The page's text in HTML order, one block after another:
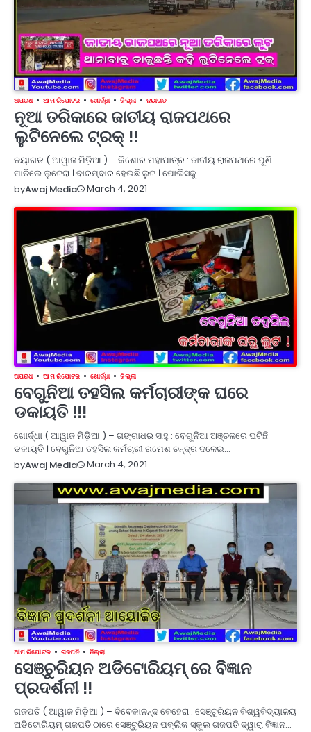
ଅପରାଧ ଆମ ରିପୋଟର ଖୋର୍ଦ୍ଧା ଜିଲ୍ଲା ନୟାଗଡ
ନୂଆ ତରିକାରେ ଜାତୀୟ ରାଜପଥରେ
ଲୁଟିନେଲେ ଟ୍ରକ୍‌ !!
ନୟାଗଡ ( ଆୱାଜ ମିଡ଼ିଆ ) – କିଶୋର ମହାପାତ୍ର : ଜାତୀୟ ରାଜପଥରେ ପୁଣି
ମାତିଲେ ଲୁଟେରା । ବାରମ୍ବାର ହେଉଛି ଲୁଟ । ପୋଲିସକୁ…
byAwaj Media March 4, 2021
ଅପରାଧ ଆମ ରିପୋଟର ଖୋର୍ଦ୍ଧା ଜିଲ୍ଲା
ବେଗୁନିଆ ତହସିଲ କର୍ମଚାରୀଙ୍କ ଘରେ
ଡକାୟତି !!!
ଖୋର୍ଦ୍ଧା ( ଆୱାଜ ମିଡ଼ିଆ ) – ଗଙ୍ଗାଧର ସାହୁ : ବେଗୁନିଆ ଅଞ୍ଚଳରେ ଘଟିଛି
ଡକାୟତି । ବେଗୁନିଆ ତହସିଲ କର୍ମଚାରୀ ରମେଶ ଚନ୍ଦ୍ର ଦଳେଇ…
byAwaj Media March 4, 2021
ଆମ ରିପୋଟର ଗଜପତି ଜିଲ୍ଲା
ସେଞ୍ଚୁରିୟନ ଅଡିଟୋରିୟମ୍ ରେ ବିଜ୍ଞାନ
ପ୍ରଦର୍ଶନୀ !!
ଗଜପତି ( ଆୱାଜ ମିଡ଼ିଆ ) – ବିବେକାନନ୍ଦ ବେହେରା : ସେଞ୍ଚୁରିୟନ ବିଶ୍ୱବିଦ୍ୟାଳୟ
ଅଡିଟୋରିୟମ୍ ଗଜପତି ଠାରେ ସେଞ୍ଚୁରିୟନ ପବ୍ଲିକ ସ୍କୁଲ ଗଜପତି ଦ୍ୱାରା ବିଜ୍ଞାନ…